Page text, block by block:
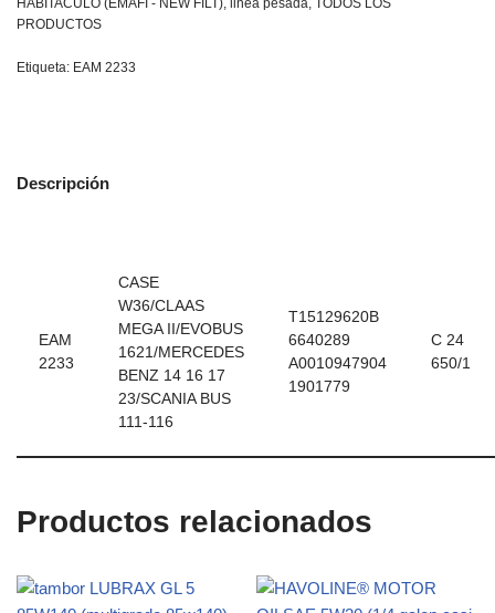
HABITACULO (EMAFI - NEW FILT), linea pesada, TODOS LOS
PRODUCTOS
Etiqueta: EAM 2233
Descripción
EAM
2233
CASE
W36/CLAAS
MEGA II/EVOBUS
1621/MERCEDES
BENZ 14 16 17
23/SCANIA BUS
111-116
T15129620B
6640289
A0010947904
1901779
C 24
650/1
Productos relacionados